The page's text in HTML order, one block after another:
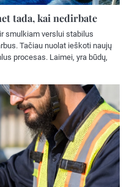
tada, kai nedirbate
smulkiam verslui stabilus
Tačiau nuolat ieškoti naujų
procesas. Laimei, yra būdų,